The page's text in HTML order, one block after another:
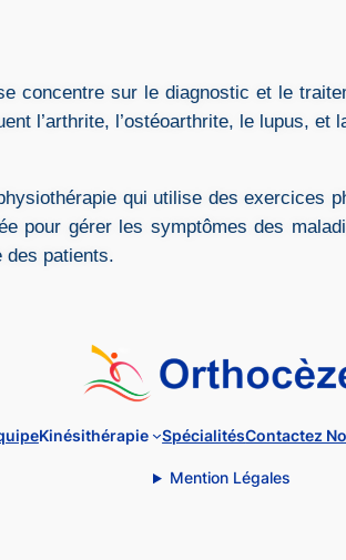
concentre sur le diagnostic et le
l’arthrite, l’ostéoarthrite, le lupus, et
qui utilise des
pour gérer les symptômes des
des patients.
Kinésithérapie SpécialitésContactez
Mention Légales